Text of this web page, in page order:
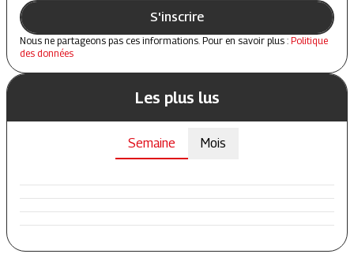
S'inscrire
Nous ne partageons pas ces informations. Pour en savoir plus : Politique
des données
Les plus lus
Semaine Mois